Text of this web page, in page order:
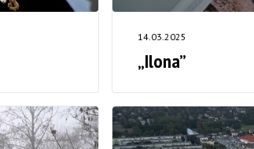
14.03.2025
„Ilona”